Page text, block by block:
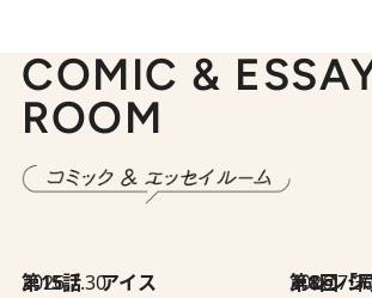
COMIC &
ROOM
2026.7.30
第15話 アイス 第8回「同人誌即売会